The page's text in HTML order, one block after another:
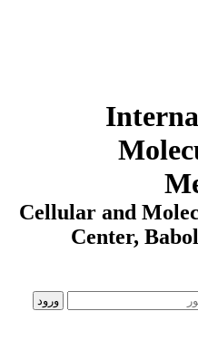
Cellular and
Center,